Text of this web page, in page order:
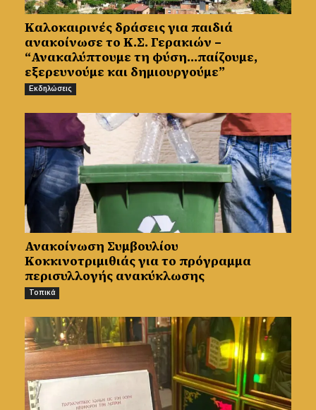
Καλοκαιρινές δράσεις για παιδιά
ανακοίνωσε το Κ.Σ. Γερακιών –
“Ανακαλύπτουμε τη φύση…παίζουμε,
εξερευνούμε και δημιουργούμε”
Εκδηλώσεις
Ανακοίνωση Συμβουλίου
Κοκκινοτριμιθιάς για το πρόγραμμα
περισυλλογής ανακύκλωσης
Τοπικά